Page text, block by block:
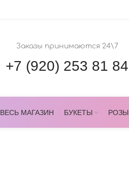
Заказы принимаются 24\7
+7 (920) 253 81 84
ВЕСЬ МАГАЗИН БУКЕТЫ РОЗЫ